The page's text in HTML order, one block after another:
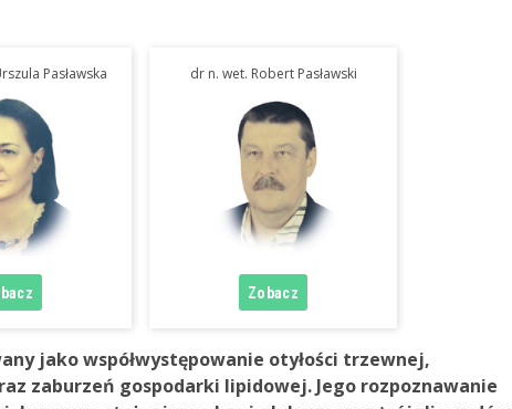
Pasławska dr n. wet. Robert Pasławski
jako współwystępowanie otyłości trzewnej,
zaburzeń gospodarki lipidowej. Jego rozpoznawanie